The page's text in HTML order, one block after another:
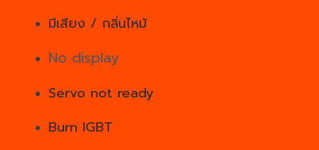
มีเสียง / กลิ่นไหม้
No display
Servo not ready
Burn IGBT